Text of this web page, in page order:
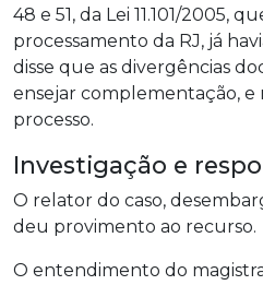
48 e 51, da Lei 11.101/2005,
processamento da RJ, já
disse que as divergências
ensejar complementação, e
processo.
Investigação e
O relator do caso,
deu provimento ao recurso.
O entendimento do